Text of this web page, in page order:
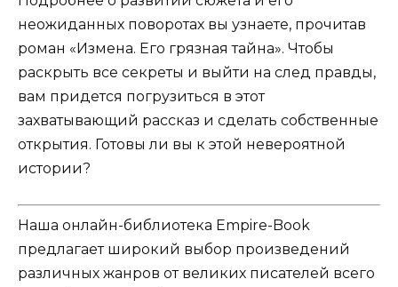
неожиданных поворотах вы узнаете, прочитав
роман «Измена. Его грязная тайна». Чтобы
раскрыть все секреты и выйти на след правды,
вам придется погрузиться в этот
захватывающий рассказ и сделать собственные
открытия. Готовы ли вы к этой невероятной
истории?
Наша онлайн-библиотека Empire-Book
предлагает широкий выбор произведений
различных жанров от великих писателей всего